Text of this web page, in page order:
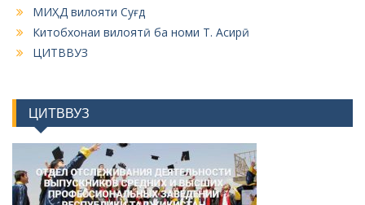
МИҲД вилояти Суғд
Китобхонаи вилоятӣ ба номи Т. Асирӣ
ЦИТВВУЗ
ЦИТВВУЗ